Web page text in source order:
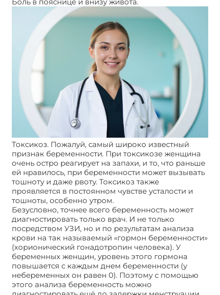
Токсикоз. Пожалуй, самый широко известный
признак беременности. При токсикозе женщина
очень остро реагирует на запахи, и то, что раньше
ей нравилось, при беременности может вызывать
тошноту и даже рвоту. Токсикоз также
проявляется в постоянном чувстве усталости и
тошноты, особенно утром.
Безусловно, точнее всего беременность может
диагностировать только врач. И не только
посредством УЗИ, но и по результатам анализа
крови на так называемый «гормон беременности»
(хорионический гонадотропин человека). У
беременных женщин, уровень этого гормона
повышается с каждым днем беременности (у
небеременных он равен 0). Поэтому с помощью
этого анализа беременность можно